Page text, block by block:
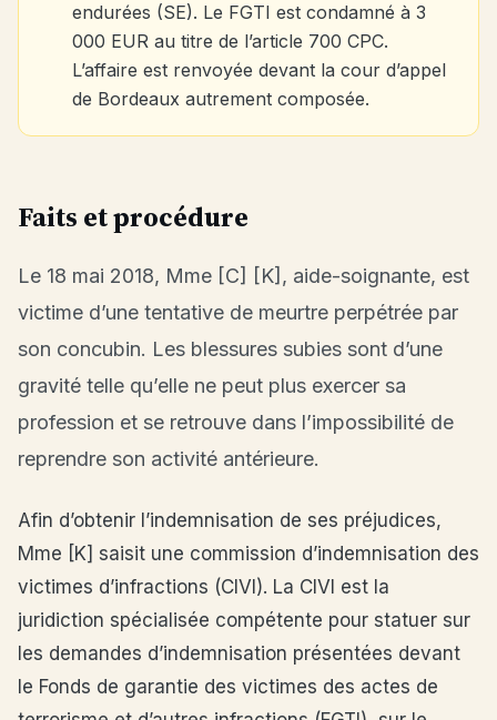
endurées (SE). Le FGTI est condamné à 3
000 EUR au titre de l’article 700 CPC.
L’affaire est renvoyée devant la cour d’appel
de Bordeaux autrement composée.
Faits et procédure
Le 18 mai 2018, Mme [C] [K], aide-soignante, est
victime d’une tentative de meurtre perpétrée par
son concubin. Les blessures subies sont d’une
gravité telle qu’elle ne peut plus exercer sa
profession et se retrouve dans l’impossibilité de
reprendre son activité antérieure.
Afin d’obtenir l’indemnisation de ses préjudices,
Mme [K] saisit une commission d’indemnisation des
victimes d’infractions (CIVI). La CIVI est la
juridiction spécialisée compétente pour statuer sur
les demandes d’indemnisation présentées devant
le Fonds de garantie des victimes des actes de